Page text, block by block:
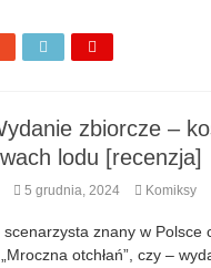
zbiorcze –
lodu [recenzja]
5 grudnia, 2024 Komiksy
znany w Polsce
otchłań”, czy –